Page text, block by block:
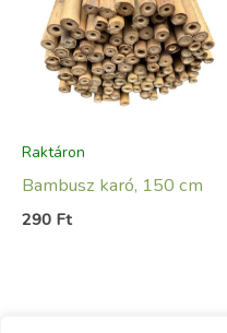
Raktáron
Bambusz karó, 150 cm
290 Ft